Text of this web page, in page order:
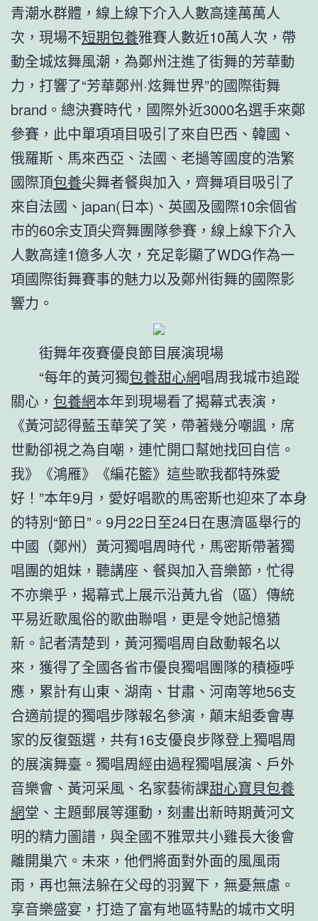
青潮水群體，線上線下介入人數高達萬萬人
次，現場不短期包養雅賽人數近10萬人次，帶
動全城炫舞風潮，為鄭州注進了街舞的芳華動
力，打響了“芳華鄭州·炫舞世界”的國際街舞
brand。總決賽時代，國際外近3000名選手來鄭
參賽，此中單項項目吸引了來自巴西、韓國、
俄羅斯、馬來西亞、法國、老撾等國度的浩繁
國際頂包養尖舞者餐與加入，齊舞項目吸引了
來自法國、japan(日本)、英國及國際10余個省
市的60余支頂尖齊舞團隊參賽，線上線下介入
人數高達1億多人次，充足彰顯了WDG作為一
項國際街舞賽事的魅力以及鄭州街舞的國際影
響力。
街舞年夜賽優良節目展演現場
“每年的黃河獨包養甜心網唱周我城市追蹤
關心， 包養網本年到現場看了揭幕式表演，
《黃河認得藍玉華笑了笑，帶著幾分嘲諷，席
世勳卻視之為自嘲，連忙開口幫她找回自信。
我》《鴻雁》《編花籃》這些歌我都特殊愛
好！”本年9月，愛好唱歌的馬密斯也迎來了本身
的特別“節日”。9月22日至24日在惠濟區舉行的
中國（鄭州）黃河獨唱周時代，馬密斯帶著獨
唱團的姐妹，聽講座、餐與加入音樂節，忙得
不亦樂乎，揭幕式上展示沿黃九省（區）傳統
平易近歌風俗的歌曲聯唱，更是令她記憶猶
新。記者清楚到，黃河獨唱周自啟動報名以
來，獲得了全國各省市優良獨唱團隊的積極呼
應，累計有山東、湖南、甘肅、河南等地56支
合適前提的獨唱步隊報名參演，顛末組委會專
家的反復甄選，共有16支優良步隊登上獨唱周
的展演舞臺。獨唱周經由過程獨唱展演、戶外
音樂會、黃河采風、名家藝術課甜心寶貝包養
網堂、主題郵展等運動，刻畫出新時期黃河文
明的精力圖譜，與全國不雅眾共小雞長大後會
離開巢穴。未來，他們將面對外面的風風雨
雨，再也無法躲在父母的羽翼下，無憂無慮。
享音樂盛宴，打造了富有地區特點的城市文明